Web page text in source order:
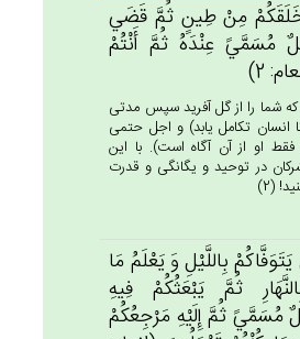
مِنْ‌ طِين‌ٍ ثُم‌َّ قَضَي‌
مُسَمَّي‌ً عِنْدَه‌ُ ثُم‌َّ أَنْتُم‌ْ
2)
شما را از گل آفريد سپس مدتى
انسان تكامل يابد) و اجل حتمى
او از آن آگاه است). با اين
در توحيد و يگانگى و قدرت
(2)
بِاللَّيْل‌ِ وَ يَعْلَم‌ُ مَا
ثُم‌َّ يَبْعَثُكُم‌ْ فِيه‌ِ
مُسَمَّي‌ً ثُم‌َّ إِلَيْه‌ِ مَرْجِعُكُم‌ْ